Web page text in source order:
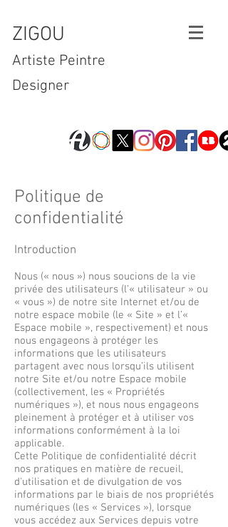
ZIGOU
Artiste Peintre
Designer
Politique de
confidentialité
Introduction
Nous (« nous ») nous soucions de la vie
privée des utilisateurs (l’« utilisateur » ou
« vous ») de notre site Internet et/ou de
notre espace mobile (le « Site » et l’«
Espace mobile », respectivement) et nous
nous engageons à protéger les
informations que les utilisateurs
partagent avec nous lorsqu’ils utilisent
notre Site et/ou notre Espace mobile
(collectivement, les « Propriétés
numériques »), et nous nous engageons
pleinement à protéger et à utiliser vos
informations conformément à la loi
applicable.
Cette Politique de confidentialité décrit
nos pratiques en matière de recueil,
d'utilisation et de divulgation de vos
informations par le biais de nos propriétés
numériques (les « Services »), lorsque
vous accédez aux Services depuis votre